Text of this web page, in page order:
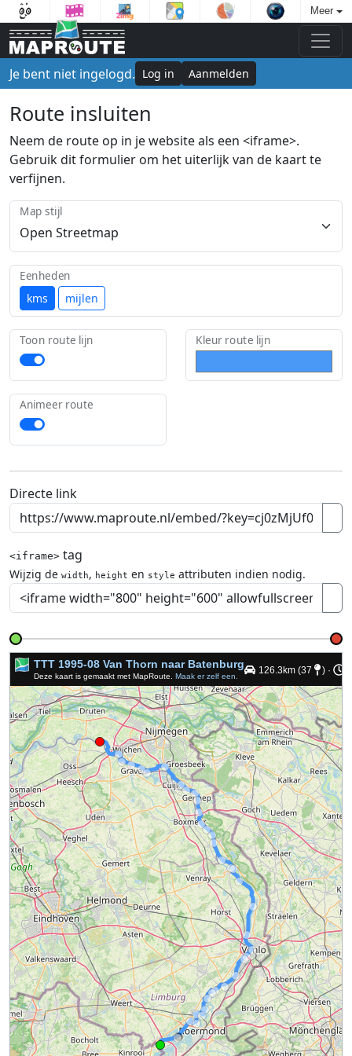
Meer
Je bent niet ingelogd. Log in Aanmelden
Route insluiten
Neem de route op in je website als een <iframe>.
Gebruik dit formulier om het uiterlijk van de kaart te
verfijnen.
Map stijl
kms mijlen
Eenheden
Toon route lijn Kleur route lijn
Animeer route
Directe link
<iframe> tag
Wijzig de width, height en style attributen indien nodig.